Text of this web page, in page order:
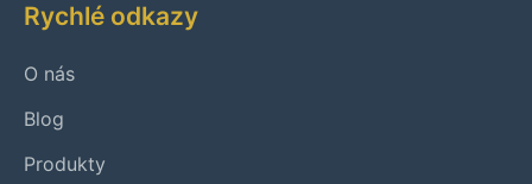
Rychlé odkazy
O nás
Blog
Produkty